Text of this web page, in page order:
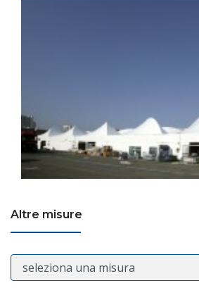
Altre misure